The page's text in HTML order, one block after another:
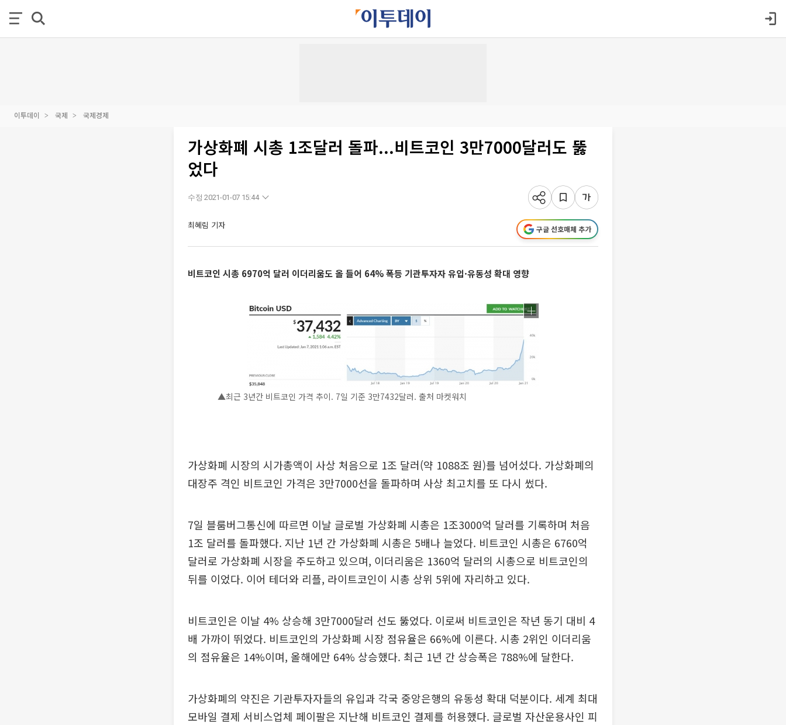
이투데이 국제 국제경제
가상화폐 시총 1조달러 돌파...비트코인 3만7000달러도 뚫
었다
수정 2021-01-07 15:44
최혜림 기자 구글 선호매체 추가
비트코인 시총 6970억 달러 이더리움도 올 들어 64% 폭등 기관투자자 유입·유동성 확대 영향
▲최근 3년간 비트코인 가격 추이. 7일 기준 3만7432달러. 출처 마켓워치
가상화폐 시장의 시가총액이 사상 처음으로 1조 달러(약 1088조 원)를 넘어섰다. 가상화폐의
대장주 격인 비트코인 가격은 3만7000선을 돌파하며 사상 최고치를 또 다시 썼다.
7일 블룸버그통신에 따르면 이날 글로벌 가상화폐 시총은 1조3000억 달러를 기록하며 처음
1조 달러를 돌파했다. 지난 1년 간 가상화폐 시총은 5배나 늘었다. 비트코인 시총은 6760억
달러로 가상화폐 시장을 주도하고 있으며, 이더리움은 1360억 달러의 시총으로 비트코인의
뒤를 이었다. 이어 테더와 리플, 라이트코인이 시총 상위 5위에 자리하고 있다.
비트코인은 이날 4% 상승해 3만7000달러 선도 뚫었다. 이로써 비트코인은 작년 동기 대비 4
배 가까이 뛰었다. 비트코인의 가상화폐 시장 점유율은 66%에 이른다. 시총 2위인 이더리움
의 점유율은 14%이며, 올해에만 64% 상승했다. 최근 1년 간 상승폭은 788%에 달한다.
가상화폐의 약진은 기관투자자들의 유입과 각국 중앙은행의 유동성 확대 덕분이다. 세계 최대
모바일 결제 서비스업체 페이팔은 지난해 비트코인 결제를 허용했다. 글로벌 자산운용사인 피